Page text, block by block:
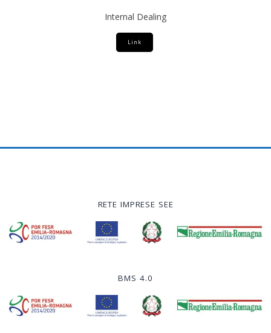
Internal Dealing
Link
RETE IMPRESE SEE
BMS 4.0